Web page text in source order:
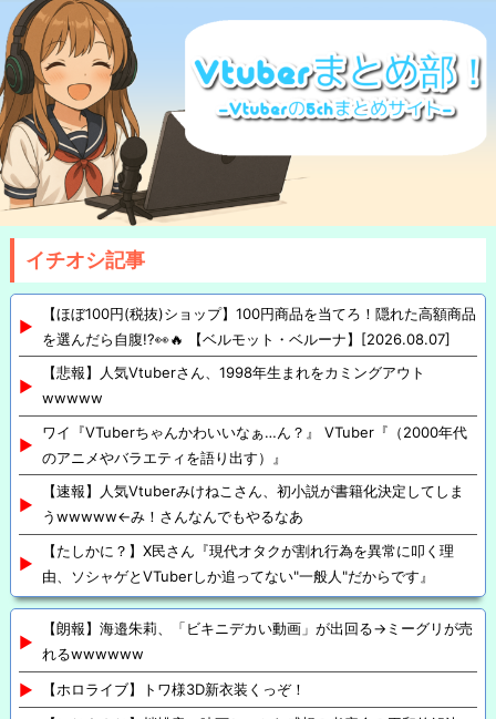
イチオシ記事
【ほぼ100円(税抜)ショップ】100円商品を当てろ！隠れた高額商品
を選んだら自腹!?👀🔥 【ベルモット・ベルーナ】[2026.08.07]
【悲報】人気Vtuberさん、1998年生まれをカミングアウト
wwwww
ワイ『VTuberちゃんかわいいなぁ…ん？』 VTuber『（2000年代
のアニメやバラエティを語り出す）』
【速報】人気Vtuberみけねこさん、初小説が書籍化決定してしま
うwwwww←み！さんなんでもやるなあ
【たしかに？】X民さん『現代オタクが割れ行為を異常に叩く理
由、ソシャゲとVTuberしか追ってない"一般人"だからです』
【朗報】海邉朱莉、「ビキニデカい動画」が出回る→ミーグリが売
れるwwwwww
【ホロライブ】トワ様3D新衣装くっぞ！